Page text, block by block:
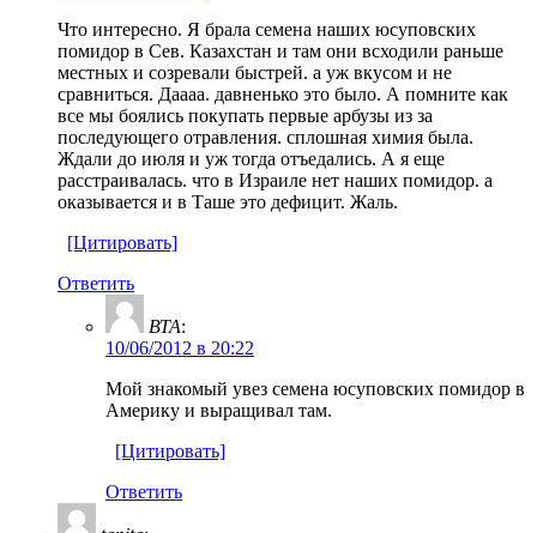
Что интересно. Я брала семена наших юсуповских
помидор в Сев. Казахстан и там они всходили раньше
местных и созревали быстрей. а уж вкусом и не
сравниться. Даааа. давненько это было. А помните как
все мы боялись покупать первые арбузы из за
последующего отравления. сплошная химия была.
Ждали до июля и уж тогда отъедались. А я еще
расстраивалась. что в Израиле нет наших помидор. а
оказывается и в Таше это дефицит. Жаль.
[Цитировать]
Ответить
ВТА:
10/06/2012 в 20:22
Мой знакомый увез семена юсуповских помидор в
Америку и выращивал там.
[Цитировать]
Ответить